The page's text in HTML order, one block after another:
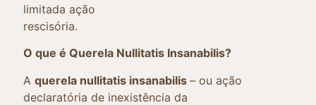
limitada ação
rescisória.
O que é Querela Nullitatis Insanabilis?
A querela nullitatis insanabilis – ou ação
declaratória de inexistência da